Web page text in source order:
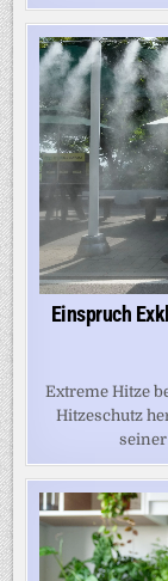
Einspruch
Extreme Hitze
Hitzeschutz
seiner